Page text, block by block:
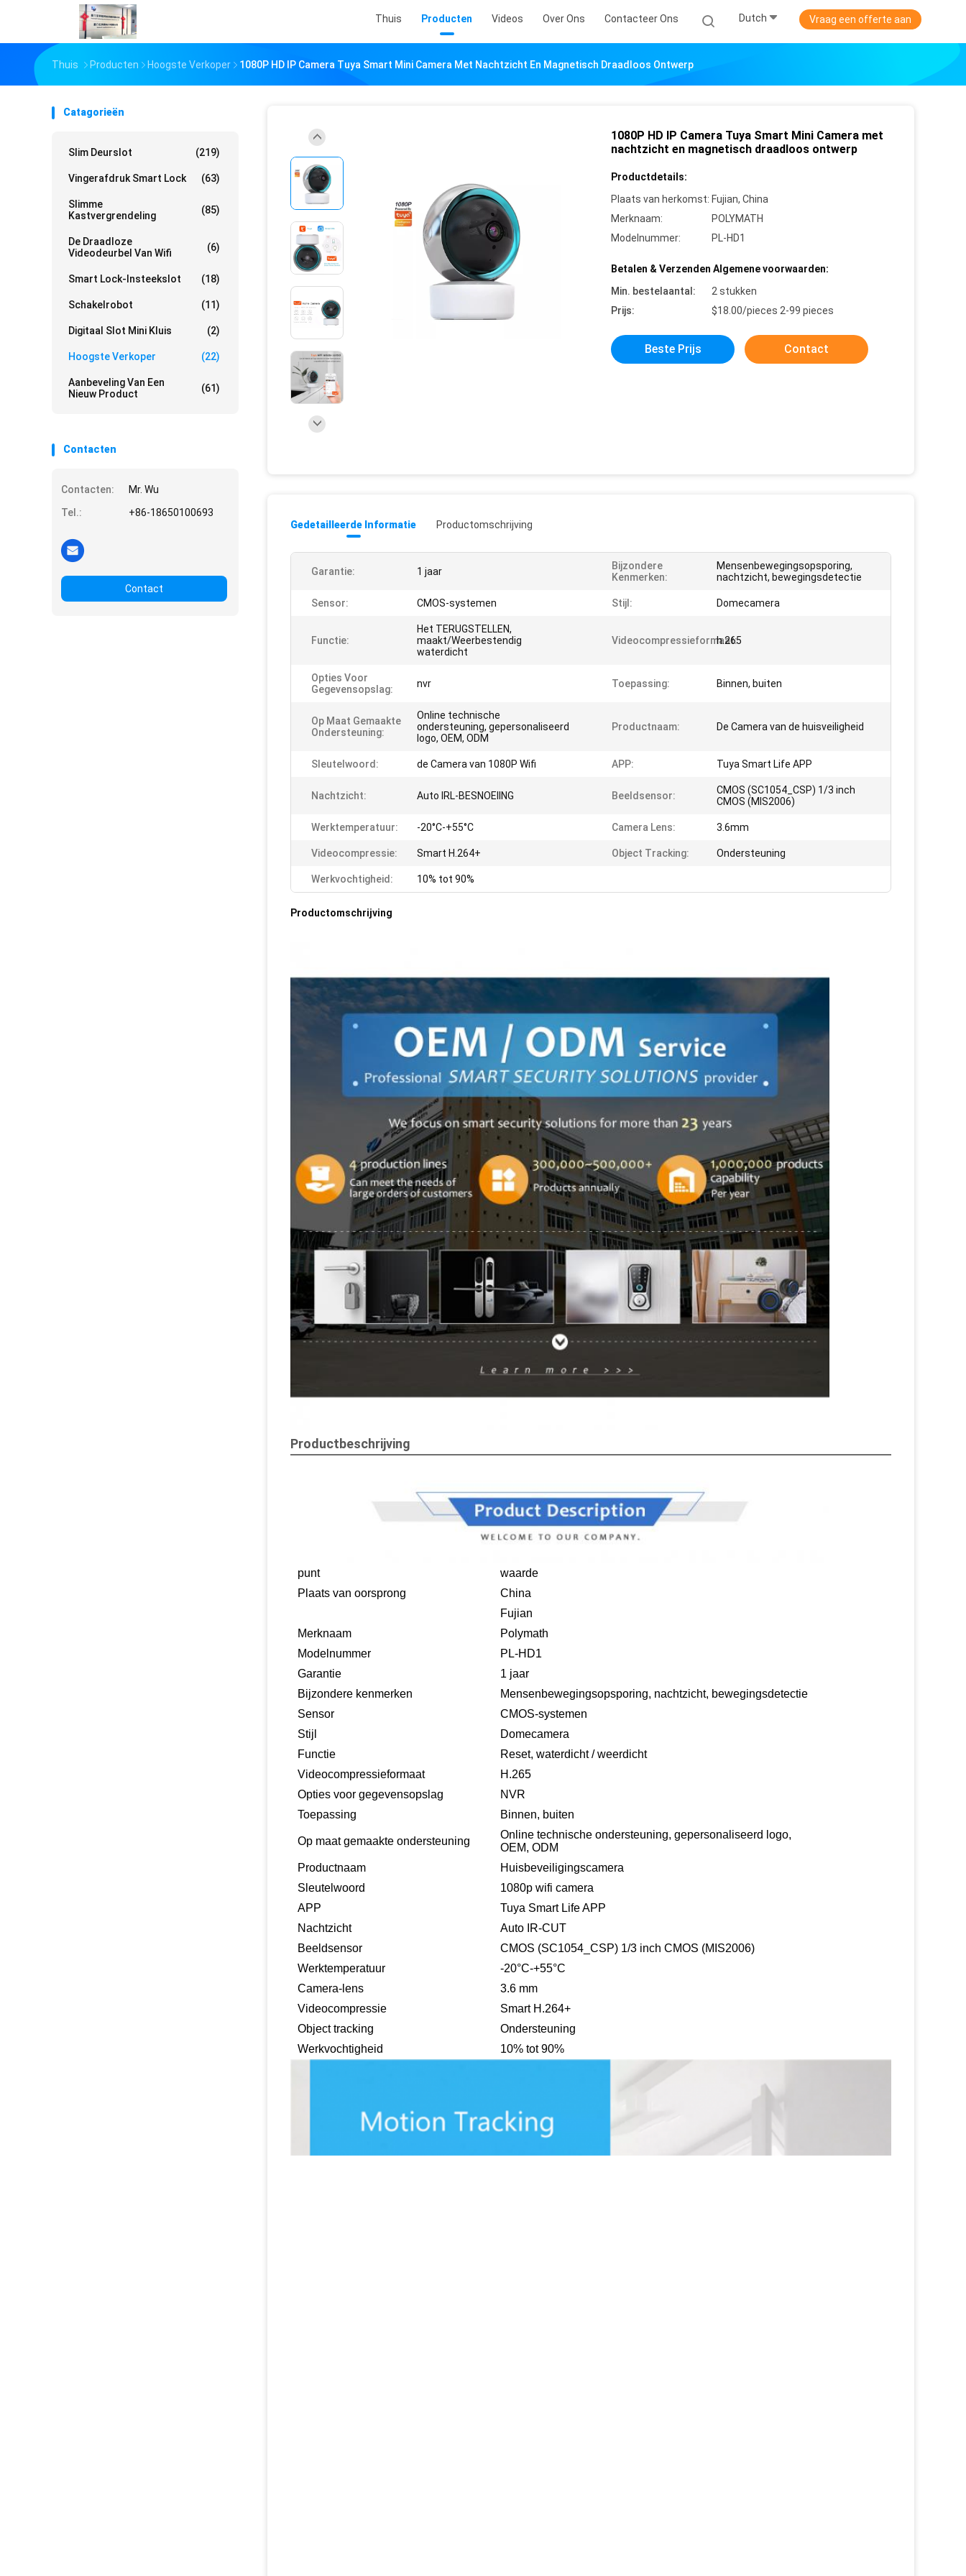
Thuis Producten Videos Over Ons Contacteer Ons Dutch Vraag een offerte aan
Thuis Producten Hoogste Verkoper 1080P HD IP Camera Tuya Smart Mini Camera Met Nachtzicht En Magnetisch Draadloos Ontwerp
Catagorieën
Slim Deurslot (219)
Vingerafdruk Smart Lock (63)
Slimme
Kastvergrendeling
(85)
De Draadloze
Videodeurbel Van Wifi
(6)
Smart Lock-Insteekslot (18)
Schakelrobot (11)
Digitaal Slot Mini Kluis (2)
Hoogste Verkoper (22)
Aanbeveling Van Een
Nieuw Product
(61)
Contacten
Contacten:
Mr. Wu
Tel.:
+86-18650100693
Contact
1080P HD IP Camera Tuya Smart Mini Camera met
nachtzicht en magnetisch draadloos ontwerp
Productdetails:
Plaats van herkomst: Fujian, China
Merknaam:
POLYMATH
Modelnummer:
PL-HD1
Betalen & Verzenden Algemene voorwaarden:
Min. bestelaantal:
2 stukken
Prijs:
$18.00/pieces 2-99 pieces
Beste Prijs Contact
Gedetailleerde Informatie Productomschrijving
Garantie: 1 jaar
Bijzondere
Kenmerken:
Mensenbewegingsopsporing,
nachtzicht, bewegingsdetectie
Sensor: CMOS-systemen Stijl: Domecamera
Functie:
Het TERUGSTELLEN,
maakt/Weerbestendig
waterdicht
Videocompressieformaat:
h.265
Opties Voor
Gegevensopslag:
nvr Toepassing: Binnen, buiten
Op Maat Gemaakte
Ondersteuning:
Online technische
ondersteuning, gepersonaliseerd
logo, OEM, ODM
Productnaam: De Camera van de huisveiligheid
Sleutelwoord: de Camera van 1080P Wifi APP: Tuya Smart Life APP
Nachtzicht: Auto IRL-BESNOEIING Beeldsensor:
CMOS (SC1054_CSP) 1/3 inch
CMOS (MIS2006)
Werktemperatuur: -20°C-+55°C Camera Lens: 3.6mm
Videocompressie: Smart H.264+ Object Tracking: Ondersteuning
Werkvochtigheid: 10% tot 90%
Productomschrijving
Productbeschrijving
punt
waarde
Plaats van oorsprong
China
Fujian
Merknaam
Polymath
Modelnummer
PL-HD1
Garantie
1 jaar
Bijzondere kenmerken
Mensenbewegingsopsporing, nachtzicht, bewegingsdetectie
Sensor
CMOS-systemen
Stijl
Domecamera
Functie
Reset, waterdicht / weerdicht
Videocompressieformaat
H.265
Opties voor gegevensopslag
NVR
Toepassing
Binnen, buiten
Op maat gemaakte ondersteuning
Online technische ondersteuning, gepersonaliseerd logo,
OEM, ODM
Productnaam
Huisbeveiligingscamera
Sleutelwoord
1080p wifi camera
APP
Tuya Smart Life APP
Nachtzicht
Auto IR-CUT
Beeldsensor
CMOS (SC1054_CSP) 1/3 inch CMOS (MIS2006)
Werktemperatuur
-20°C-+55°C
Camera-lens
3.6 mm
Videocompressie
Smart H.264+
Object tracking
Ondersteuning
Werkvochtigheid
10% tot 90%